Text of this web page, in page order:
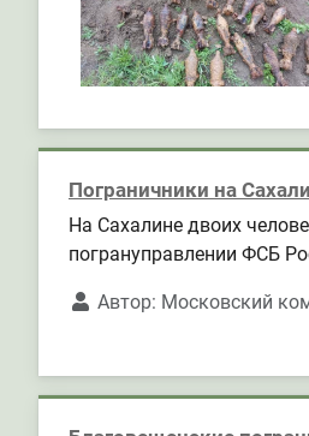
Пограничники на
На Сахалине двоих
погрануправлении ФСБ
Автор: Московский